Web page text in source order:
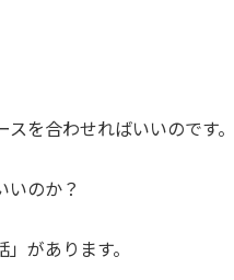
スを合わせればいいのです。
いのか？
があります。